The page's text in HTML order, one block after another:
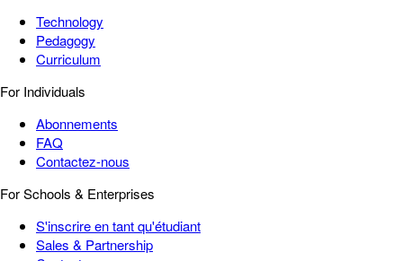
Technology
Pedagogy
Curriculum
For Individuals
Abonnements
FAQ
Contactez-nous
For Schools & Enterprises
S'inscrire en tant qu'étudiant
Sales & Partnership